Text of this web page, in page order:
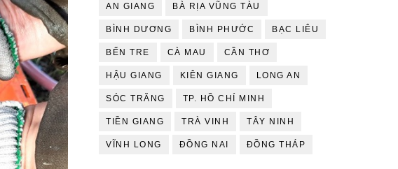
AN GIANG BÀ RỊA VŨNG TÀU
BÌNH DƯƠNG BÌNH PHƯỚC BẠC LIÊU
BẾN TRE CÀ MAU CẦN THƠ
HẬU GIANG KIÊN GIANG LONG AN
SÓC TRĂNG TP. HỒ CHÍ MINH
TIỀN GIANG TRÀ VINH TÂY NINH
VĨNH LONG ĐỒNG NAI ĐỒNG THÁP